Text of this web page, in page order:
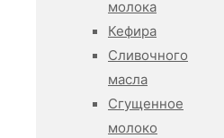
молока
Кефира
Сливочного
масла
Сгущенное
молоко